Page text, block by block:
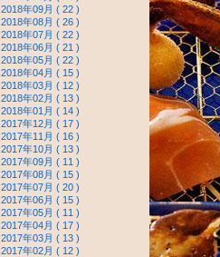
2018年09月 ( 22 )
2018年08月 ( 26 )
2018年07月 ( 22 )
2018年06月 ( 21 )
2018年05月 ( 22 )
2018年04月 ( 15 )
2018年03月 ( 12 )
2018年02月 ( 13 )
2018年01月 ( 14 )
2017年12月 ( 17 )
2017年11月 ( 16 )
2017年10月 ( 13 )
2017年09月 ( 11 )
2017年08月 ( 15 )
2017年07月 ( 20 )
2017年06月 ( 15 )
2017年05月 ( 11 )
2017年04月 ( 17 )
2017年03月 ( 13 )
2017年02月 ( 12 )